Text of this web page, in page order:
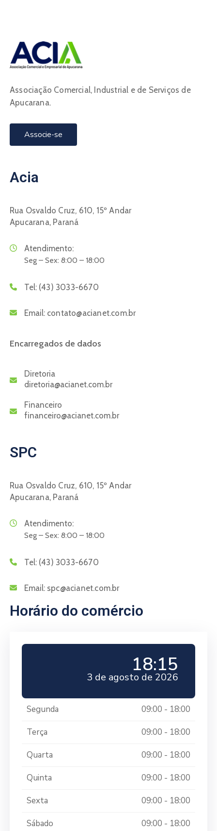
Associação Comercial, Industrial e de Serviços de
Apucarana.
Associe-se
Acia
Rua Osvaldo Cruz, 610, 15º Andar
Apucarana, Paraná
Atendimento:
Seg – Sex: 8:00 – 18:00
Tel: (43) 3033-6670
Email: contato@acianet.com.br
Encarregados de dados
Diretoria
diretoria@acianet.com.br
Financeiro
financeiro@acianet.com.br
SPC
Rua Osvaldo Cruz, 610, 15º Andar
Apucarana, Paraná
Atendimento:
Seg – Sex: 8:00 – 18:00
Tel: (43) 3033-6670
Email: spc@acianet.com.br
Horário do comércio
18:15
3 de agosto de 2026
Segunda 09:00 - 18:00
Terça 09:00 - 18:00
Quarta 09:00 - 18:00
Quinta 09:00 - 18:00
Sexta 09:00 - 18:00
Sábado 09:00 - 18:00